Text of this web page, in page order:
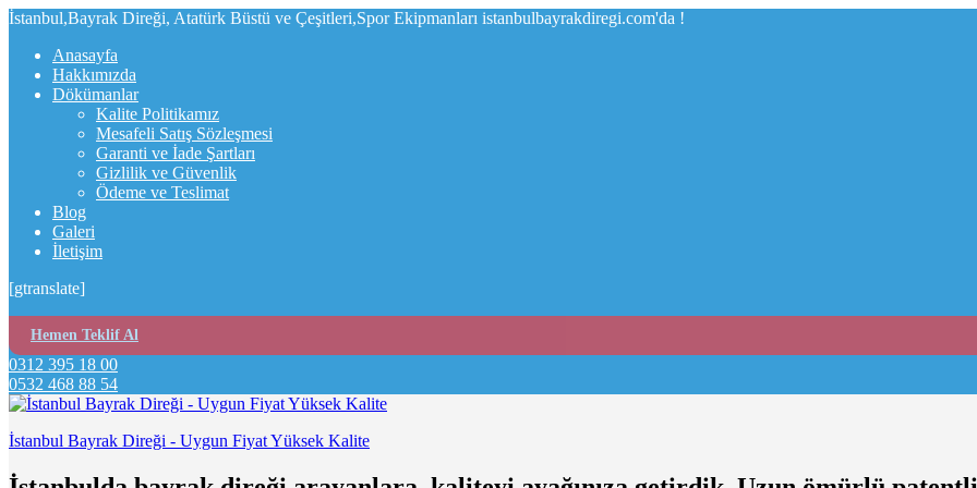
İstanbul,Bayrak Direği, Atatürk Büstü ve Çeşitleri,Spor Ekipmanları istanbulbayrakdiregi.com'da !
Anasayfa
Hakkımızda
Dökümanlar
Kalite Politikamız
Mesafeli Satış Sözleşmesi
Garanti ve İade Şartları
Gizlilik ve Güvenlik
Ödeme ve Teslimat
Blog
Galeri
İletişim
[gtranslate]
Hemen Teklif Al
0312 395 18 00
0532 468 88 54
İstanbul Bayrak Direği - Uygun Fiyat Yüksek Kalite